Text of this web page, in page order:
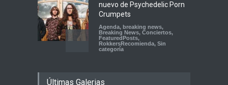
nuevo de Psychedelic Porn
Crumpets
Agenda, breaking news,
Breaking News, Conciertos,
FeaturedPosts,
RokkersRecomienda, Sin
categoría
en el Auditorio BB de la
Últimas Galerias